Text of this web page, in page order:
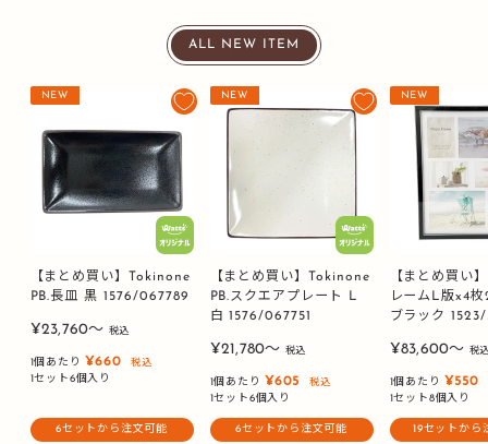
ALL NEW ITEM
NEW
【まとめ買い】Tokinone
PB.長皿 黒 1576/067789
販
価
¥23,760〜 税込
1個あたり ¥660 税込
1セット6個入り
6セットから注文可能
NEW
【まとめ買い】Tokinone
PB.スクエアプレート L
白 1576/067751
販
価
¥21,780〜 税込
1個あたり ¥605 税込
1セット6個入り
6セットから注文可能
NEW
【まとめ買い
レームL版x4
ブラック 1523/
販
価
¥83,600〜 税
1個あたり ¥550
1セット8個入り
19セットから